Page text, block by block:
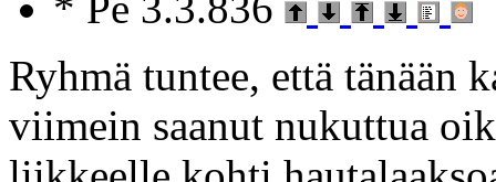
Ryhmä tuntee, että
viimein saanut nukuttua